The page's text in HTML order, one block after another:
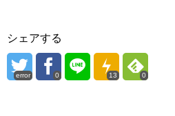
シェアする
error 0 13 0